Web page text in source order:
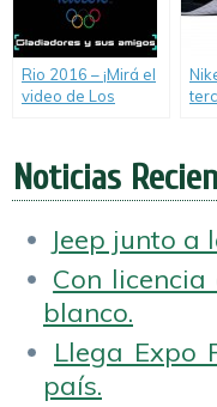
Rio 2016 – ¡Mirá el
video de Los
Noticias
Jeep junto a
Con
blanco.
Llega Expo
país.